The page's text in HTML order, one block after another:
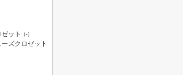
ット (-)
ズクロゼット